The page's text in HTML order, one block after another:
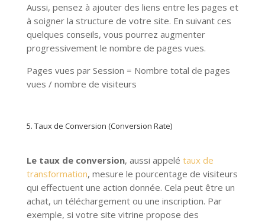
Aussi, pensez à ajouter des liens entre les pages et
à soigner la structure de votre site. En suivant ces
quelques conseils, vous pourrez augmenter
progressivement le nombre de pages vues.
Pages vues par Session = Nombre total de pages
vues / nombre de visiteurs
5. Taux de Conversion (Conversion Rate)
Le taux de conversion, aussi appelé taux de
transformation, mesure le pourcentage de visiteurs
qui effectuent une action donnée. Cela peut être un
achat, un téléchargement ou une inscription. Par
exemple, si votre site vitrine propose des